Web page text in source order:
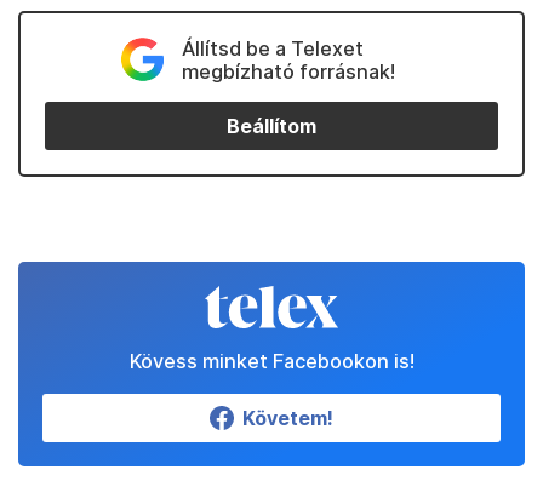
Állítsd be a Telexet
megbízható forrásnak!
Beállítom
Kövess minket Facebookon is!
Követem!